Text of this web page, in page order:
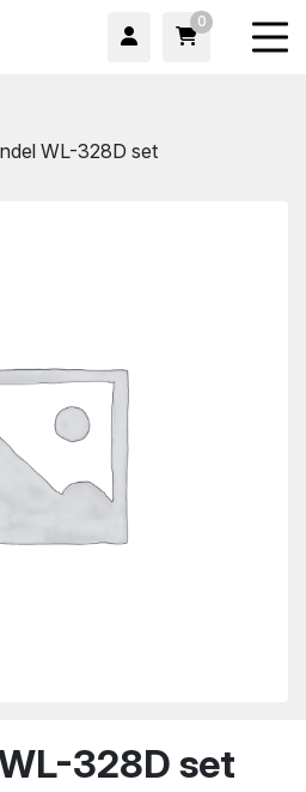
0
WL-328D set
328D set